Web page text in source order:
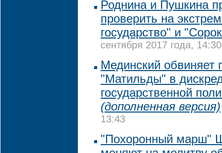
Роднина и Пушкина
проверить на
государство" и
сентября 2017 года, 14:30
Мединский обвиняет
"Матильды" в
государственной
(дополненная версия)
13:43
"Похоронный марш"